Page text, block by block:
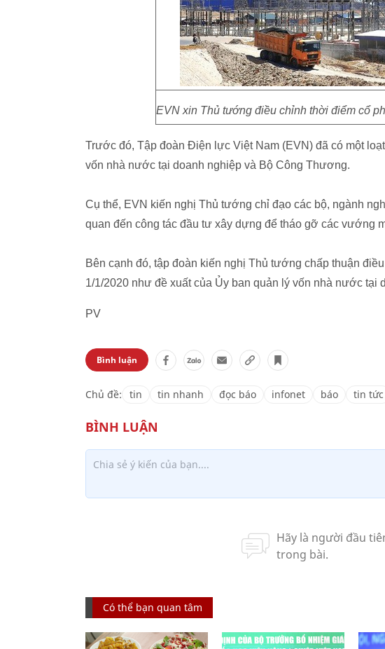
EVN xin Thủ tướng điều chỉnh thời điểm cổ
Trước đó, Tập đoàn Điện lực Việt Nam (EVN) đã có một
vốn nhà nước tại doanh nghiệp và Bộ Công Thương.
Cụ thể, EVN kiến nghị Thủ tướng chỉ đạo các bộ, ngành
quan đến công tác đầu tư xây dựng để tháo gỡ các vướng
Bên cạnh đó, tập đoàn kiến nghị Thủ tướng chấp thuận
1/1/2020 như đề xuất của Ủy ban quản lý vốn nhà nước tại
PV
Bình luận
Chủ đề: tin tin nhanh đọc báo infonet báo tin tức
Có thể bạn quan tâm